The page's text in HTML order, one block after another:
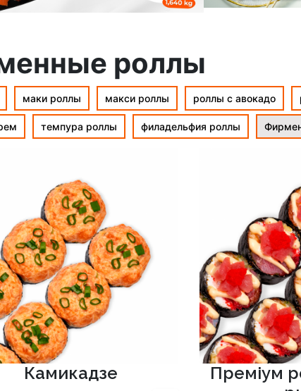
роллы
маки роллы макси роллы роллы с авокадо
темпура роллы филадельфия роллы
Камикадзе
Преміум